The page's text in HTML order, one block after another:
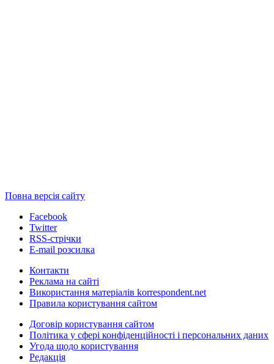
Повна версія сайту
Facebook
Twitter
RSS-стрічки
E-mail розсилка
Контакти
Реклама на сайті
Використання матеріалів korrespondent.net
Правила користування сайтом
Договір користування сайтом
Політика у сфері конфіденційності і персональних даних
Угода щодо користування
Редакція